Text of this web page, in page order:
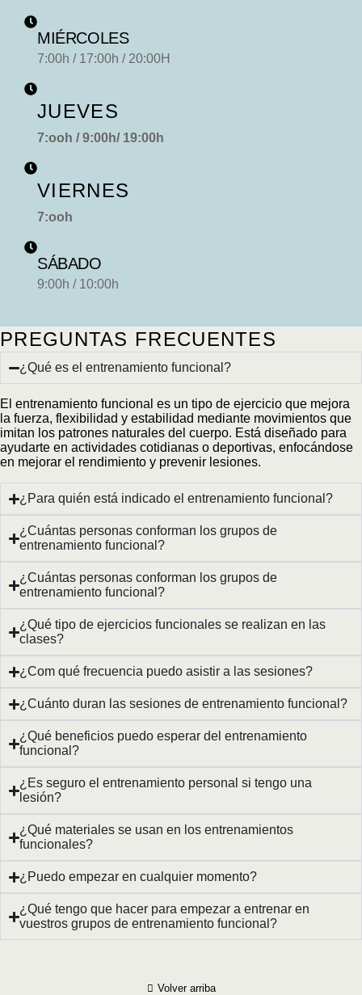
MIÉRCOLES
7:00h / 17:00h / 20:00H
JUEVES
7:ooh / 9:00h/ 19:00h
VIERNES
7:ooh
SÁBADO
9:00h / 10:00h
PREGUNTAS FRECUENTES
¿Qué es el entrenamiento funcional?
El entrenamiento funcional es un tipo de ejercicio que mejora
la fuerza, flexibilidad y estabilidad mediante movimientos que
imitan los patrones naturales del cuerpo. Está diseñado para
ayudarte en actividades cotidianas o deportivas, enfocándose
en mejorar el rendimiento y prevenir lesiones.
¿Para quién está indicado el entrenamiento funcional?
¿Cuántas personas conforman los grupos de
entrenamiento funcional?
¿Cuántas personas conforman los grupos de
entrenamiento funcional?
¿Qué tipo de ejercicios funcionales se realizan en las
clases?
¿Com qué frecuencia puedo asistir a las sesiones?
¿Cuánto duran las sesiones de entrenamiento funcional?
¿Qué beneficios puedo esperar del entrenamiento
funcional?
¿Es seguro el entrenamiento personal si tengo una
lesión?
¿Qué materiales se usan en los entrenamientos
funcionales?
¿Puedo empezar en cualquier momento?
¿Qué tengo que hacer para empezar a entrenar en
vuestros grupos de entrenamiento funcional?
Volver arriba